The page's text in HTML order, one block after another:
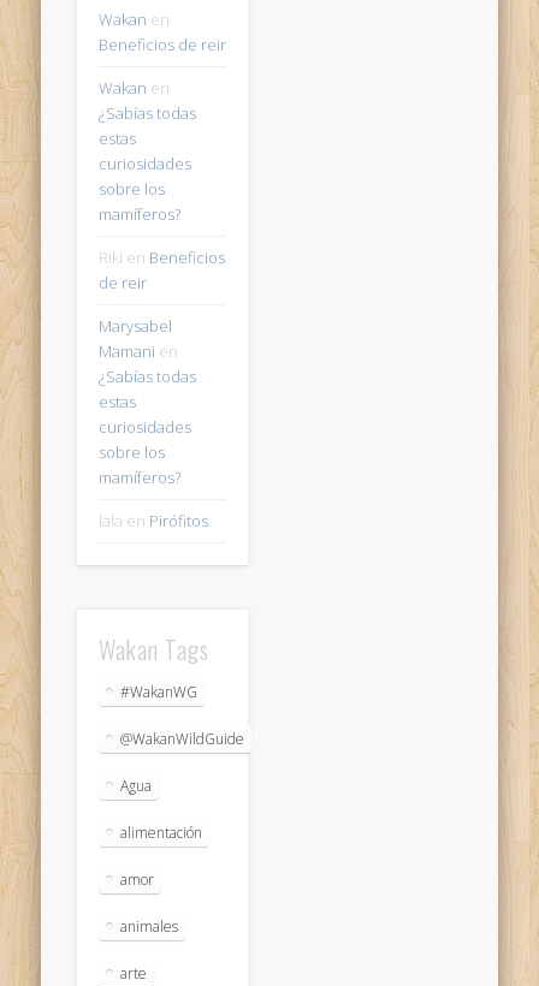
Wakan en
Beneficios de reir
Wakan en
¿Sabías todas
estas
curiosidades
sobre los
mamíferos?
Riki en Beneficios
de reir
Marysabel
Mamani en
¿Sabías todas
estas
curiosidades
sobre los
mamíferos?
lala en Pirófitos
Wakan Tags
#WakanWG
@WakanWildGuide
Agua
alimentación
amor
animales
arte